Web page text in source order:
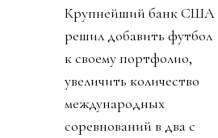
Крупнейший банк США
решил добавить футбол
к своему портфолио,
увеличить количество
международных
соревнований в два с